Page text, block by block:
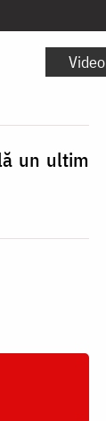
Video
un ultim